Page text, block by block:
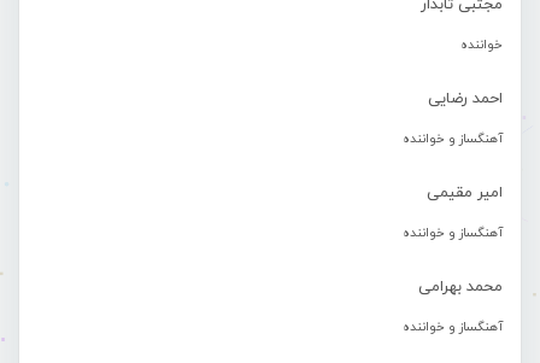
مجتبی تابدار
خواننده
احمد رضایی
آهنگساز و خواننده
امیر مقیمی
آهنگساز و خواننده
محمد بهرامی
آهنگساز و خواننده